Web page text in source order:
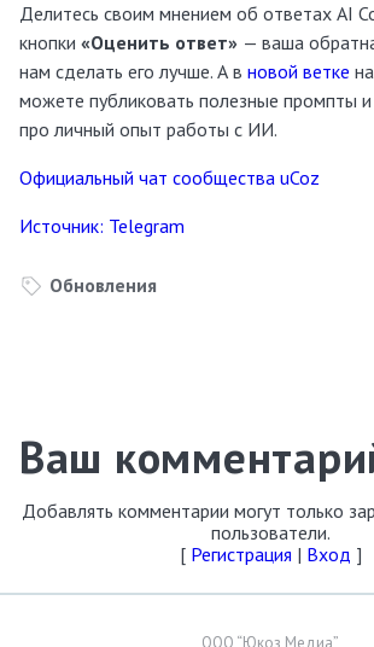
Делитесь своим мнением об ответах AI
кнопки «Оценить ответ» — ваша
нам сделать его лучше. А в новой ветке
можете публиковать полезные промпты и
про личный опыт работы с ИИ.
Официальный чат сообщества uCoz
Источник: Telegram
Обновления
Ваш
Добавлять комментарии могут только
пользователи.
[ Регистрация | Вход ]